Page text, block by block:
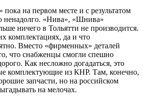
на первом месте и с результатом
ненадолго. «Нива», «Шнива»
ничего в Тольятти не производится.
комплектациях, да и что
Вместо «фирменных» деталей
что снабженцы смогли спешно
Как несложно догадаться, это
комплектующие из КНР. Там, конечно,
запчасти, но на российском
на мелочах.